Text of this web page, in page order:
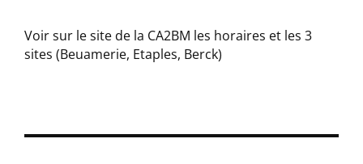
Voir sur le site de la CA2BM les horaires et les 3
sites (Beuamerie, Etaples, Berck)